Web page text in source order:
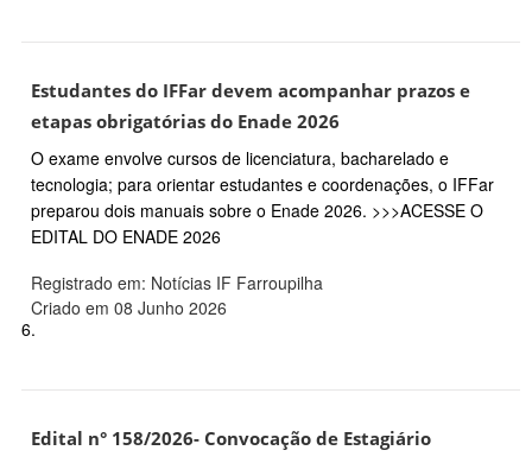
Estudantes do IFFar devem acompanhar prazos e
etapas obrigatórias do Enade 2026
O exame envolve cursos de licenciatura, bacharelado e
tecnologia; para orientar estudantes e coordenações, o IFFar
preparou dois manuais sobre o Enade 2026. >>>ACESSE O
EDITAL DO ENADE 2026
Registrado em: Notícias IF Farroupilha
Criado em 08 Junho 2026
6.
Edital n° 158/2026- Convocação de Estagiário